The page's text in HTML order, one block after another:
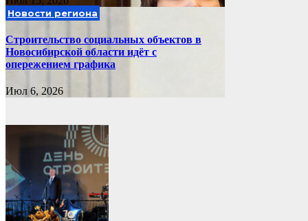
Новости региона
Строительство социальных объектов в
Новосибирской области идёт с
опережением графика
Июл 6, 2026